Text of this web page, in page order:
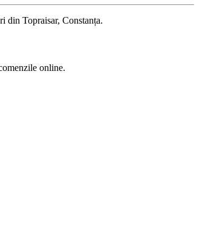
din Topraisar, Constanța.
online.